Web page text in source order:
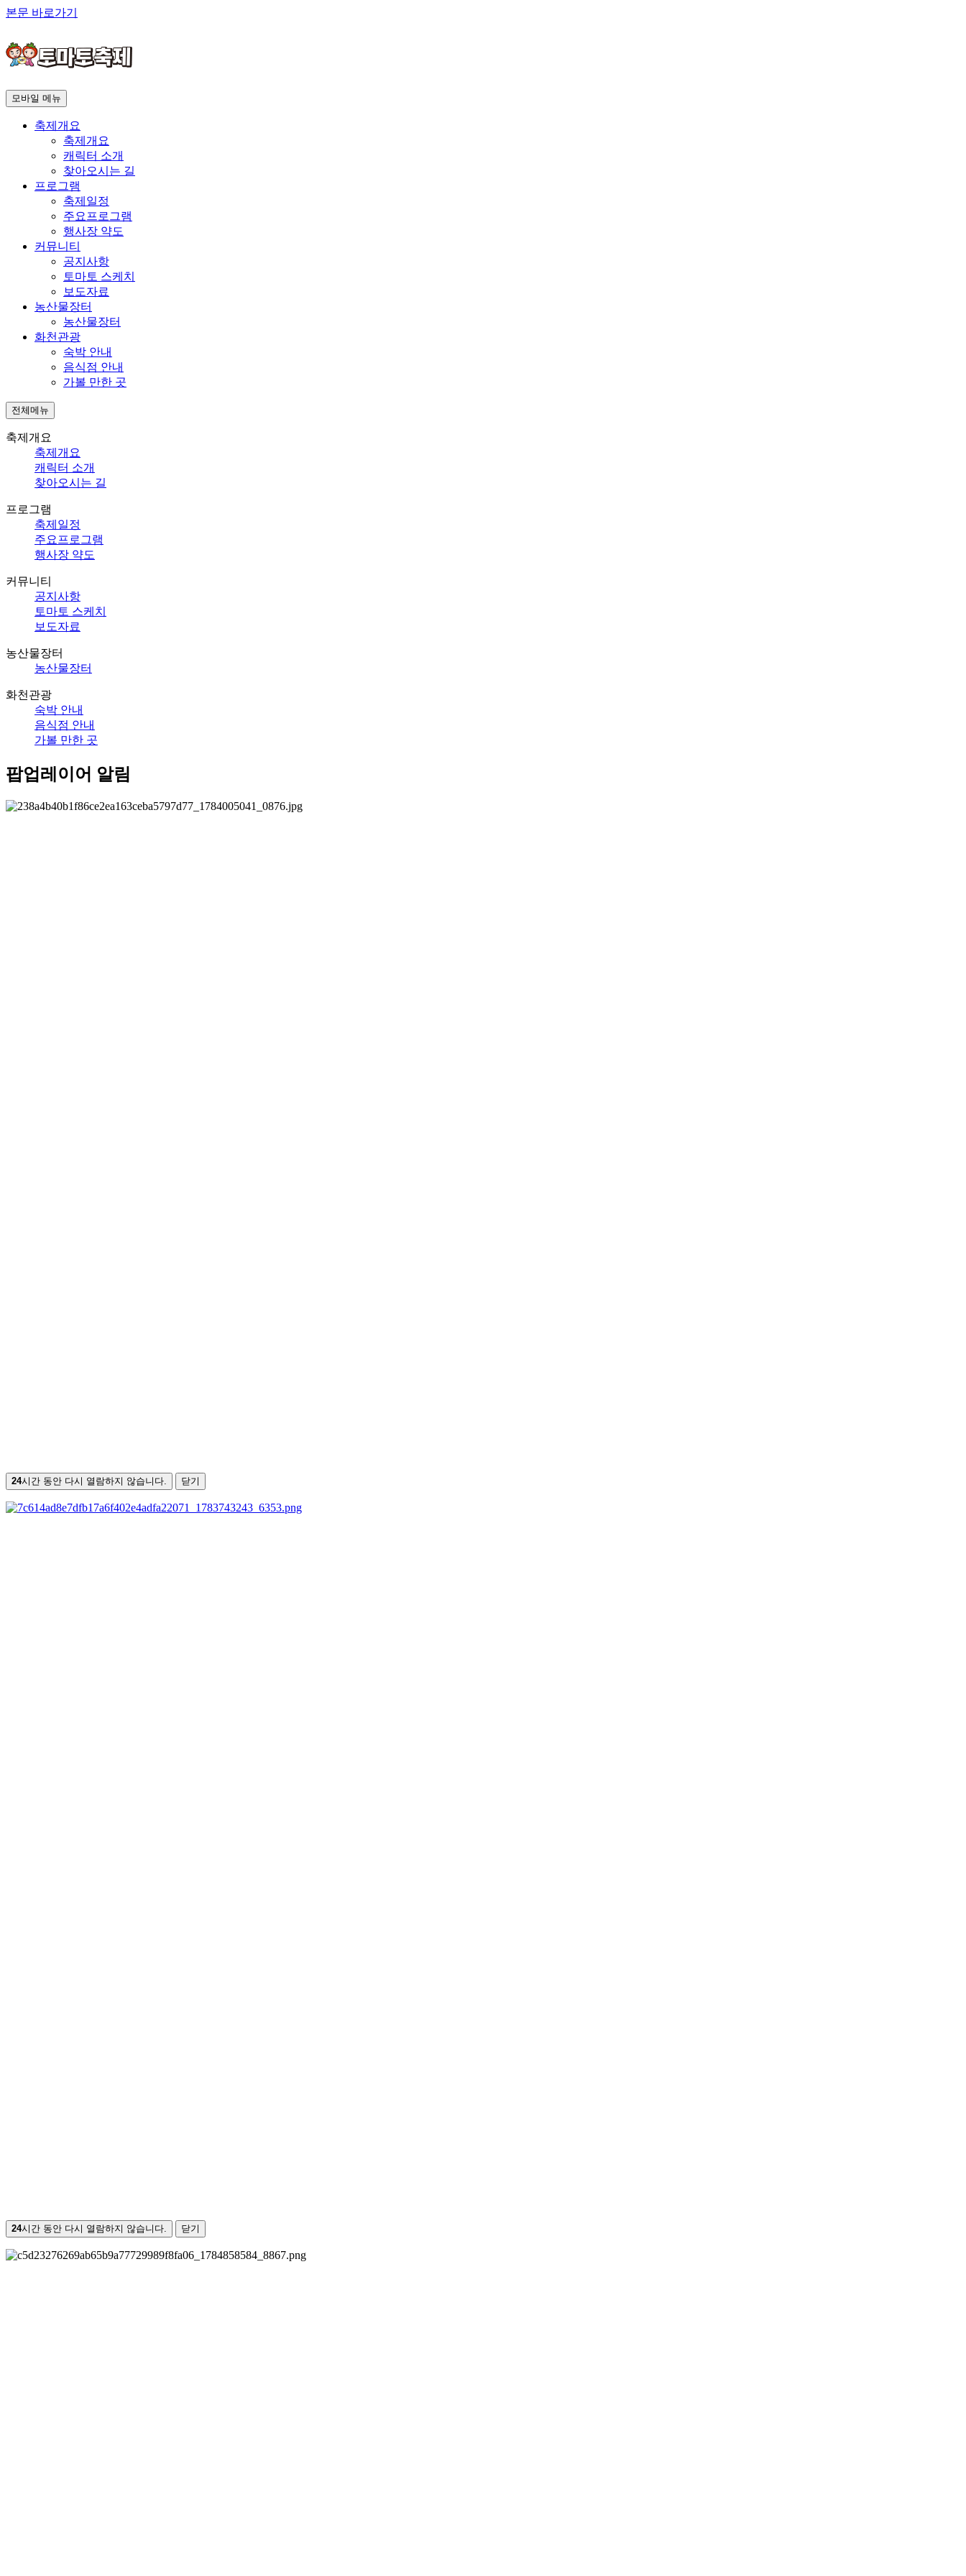
본문 바로가기
모바일 메뉴
축제개요
축제개요
캐릭터 소개
찾아오시는 길
프로그램
축제일정
주요프로그램
행사장 약도
커뮤니티
공지사항
토마토 스케치
보도자료
농산물장터
농산물장터
화천관광
숙박 안내
음식점 안내
가볼 만한 곳
전체메뉴
축제개요
축제개요
캐릭터 소개
찾아오시는 길
프로그램
축제일정
주요프로그램
행사장 약도
커뮤니티
공지사항
토마토 스케치
보도자료
농산물장터
농산물장터
화천관광
숙박 안내
음식점 안내
가볼 만한 곳
팝업레이어 알림
24시간 동안 다시 열람하지 않습니다. 닫기
24시간 동안 다시 열람하지 않습니다. 닫기